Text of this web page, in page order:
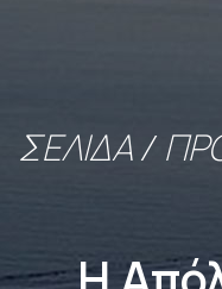
ΣΕΛΊΔΑ/